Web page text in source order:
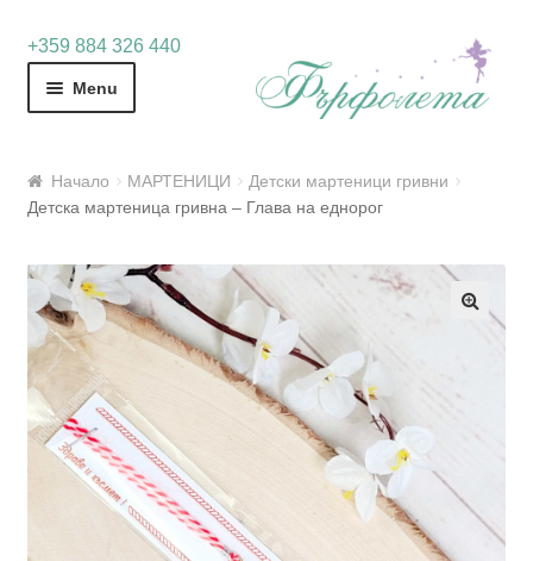
+359 884 326 440
Skip
Skip
Menu
Начало МАРТЕНИЦИ
Детски мартеници гривни
Детска мартеница гривна – Глава на еднорог